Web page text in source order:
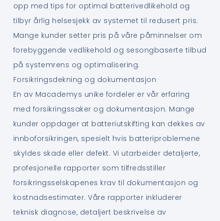
opp med tips for optimal batterivedlikehold og
tilbyr årlig helsesjekk av systemet til redusert pris.
Mange kunder setter pris på våre påminnelser om
forebyggende vedlikehold og sesongbaserte tilbud
på systemrens og optimalisering.
Forsikringsdekning og dokumentasjon
En av Macademys unike fordeler er vår erfaring
med forsikringssaker og dokumentasjon. Mange
kunder oppdager at batteriutskifting kan dekkes av
innboforsikringen, spesielt hvis batteriproblemene
skyldes skade eller defekt. Vi utarbeider detaljerte,
profesjonelle rapporter som tilfredsstiller
forsikringsselskapenes krav til dokumentasjon og
kostnadsestimater. Våre rapporter inkluderer
teknisk diagnose, detaljert beskrivelse av